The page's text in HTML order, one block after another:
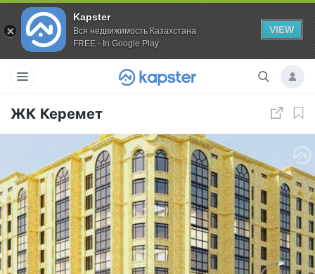
Kapster
Вся недвижимость Казахстана
FREE - In Google Play
VIEW
ЖК Керемет